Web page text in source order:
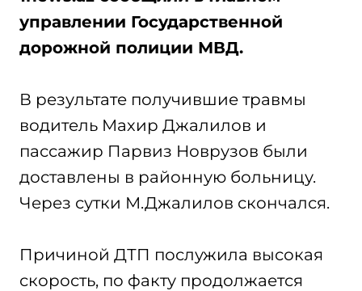
управлении Государственной
дорожной полиции МВД.
В результате получившие травмы
водитель Махир Джалилов и
пассажир Парвиз Новрузов были
доставлены в районную больницу.
Через сутки М.Джалилов скончался.
Причиной ДТП послужила высокая
скорость, по факту продолжается